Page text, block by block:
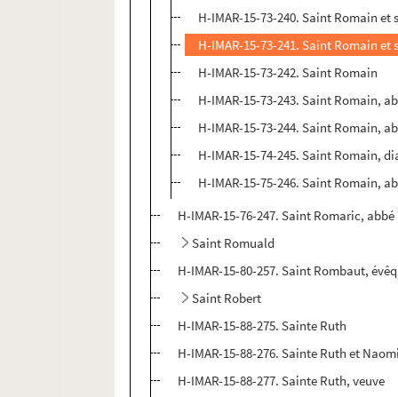
H-IMAR-15-73-240. Saint Romain
H-IMAR-15-73-241. Saint Romain
H-IMAR-15-73-242. Saint Romain
H-IMAR-15-73-243. Saint Romain,
H-IMAR-15-73-244. Saint Romain,
H-IMAR-15-74-245. Saint Romain,
H-IMAR-15-75-246. Saint Romain,
H-IMAR-15-76-247. Saint Romaric, abbé
Saint Romuald
H-IMAR-15-80-257. Saint Rombaut,
Saint Robert
H-IMAR-15-88-275. Sainte Ruth
H-IMAR-15-88-276. Sainte Ruth et
H-IMAR-15-88-277. Sainte Ruth, veuve